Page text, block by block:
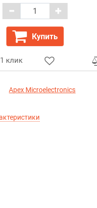
Купить
клик
Apex Microelectronics